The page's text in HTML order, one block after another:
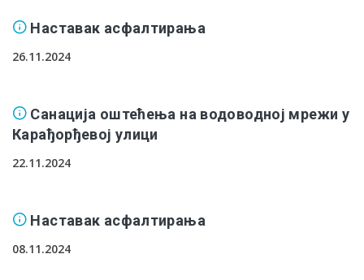
Наставак асфалтирања
26.11.2024
Санација оштећења на водоводној мрежи у
Карађорђевој улици
22.11.2024
Наставак асфалтирања
08.11.2024